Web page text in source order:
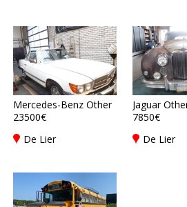
Mercedes-Benz Other
23500€
De Lier
Jaguar
7850€
De Lier